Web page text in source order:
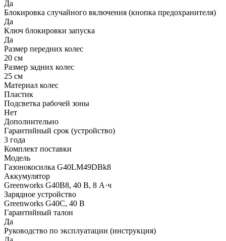
Да
Блокировка случайного включения (кнопка предохранителя)
Да
Ключ блокировки запуска
Да
Размер передних колес
20 см
Размер задних колес
25 см
Материал колес
Пластик
Подсветка рабочей зоны
Нет
Дополнительно
Гарантийный срок (устройство)
3 года
Комплект поставки
Модель
Газонокосилка G40LM49DBk8
Аккумулятор
Greenworks G40B8, 40 В, 8 А·ч
Зарядное устройство
Greenworks G40C, 40 В
Гарантийный талон
Да
Руководство по эксплуатации (инструкция)